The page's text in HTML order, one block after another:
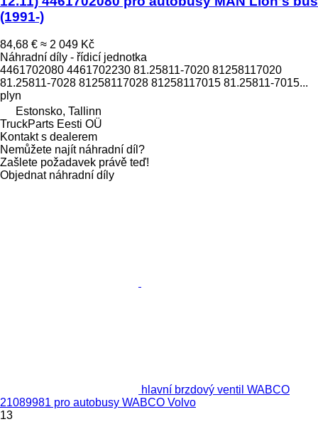
(1991-)
84,68 € ≈ 2 049 Kč
Náhradní díly - řídicí jednotka
4461702080 4461702230 81.25811-7020 81258117020
81.25811-7028 81258117028 81258117015 81.25811-7015...
plyn
Estonsko, Tallinn
TruckParts Eesti OÜ
Kontakt s dealerem
Nemůžete najít náhradní díl?
Zašlete požadavek právě teď!
Objednat náhradní díly
hlavní brzdový ventil WABCO
21089981 pro autobusy WABCO Volvo
13